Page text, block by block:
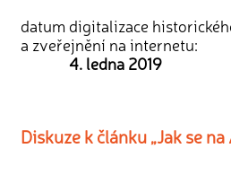
datum digitalizace
a zveřejnění na internetu:
4. ledna 2019
Diskuze k článku „Jak se